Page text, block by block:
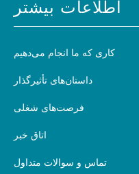
اطلاعات بیشتر
کاری که ما انجام می‌دهیم
داستان‌های تأثیرگذار
فرصت‌های شغلی
اتاق خبر
تماس و سوالات متداول